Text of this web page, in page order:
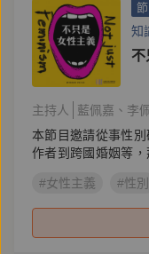
節
知
不
主持人 藍佩嘉 李
本節目邀請從事性
作者到跨國婚姻等
#女性主義 #性別